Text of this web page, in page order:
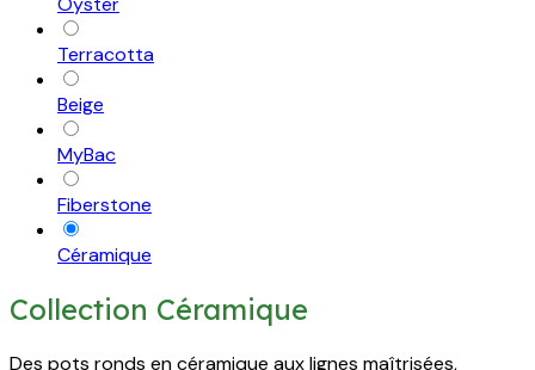
Terracotta
Beige
MyBac
Fiberstone
Céramique
Collection Céramique
Des pots ronds en céramique aux lignes maîtrisées,